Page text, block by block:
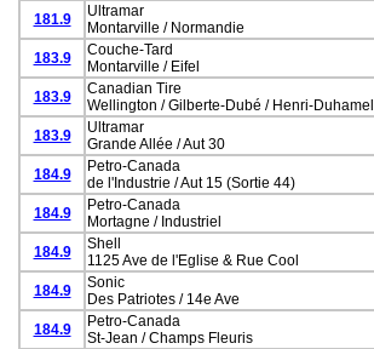
181.9
Ultramar
Montarville / Normandie
183.9
Couche-Tard
Montarville / Eifel
183.9
Canadian Tire
Wellington / Gilberte-Dubé / Henri-Duhamel
183.9
Ultramar
Grande Allée / Aut 30
184.9
Petro-Canada
de l'Industrie / Aut 15 (Sortie 44)
184.9
Petro-Canada
Mortagne / Industriel
184.9
Shell
1125 Ave de l'Eglise & Rue Cool
184.9
Sonic
Des Patriotes / 14e Ave
184.9
Petro-Canada
St-Jean / Champs Fleuris